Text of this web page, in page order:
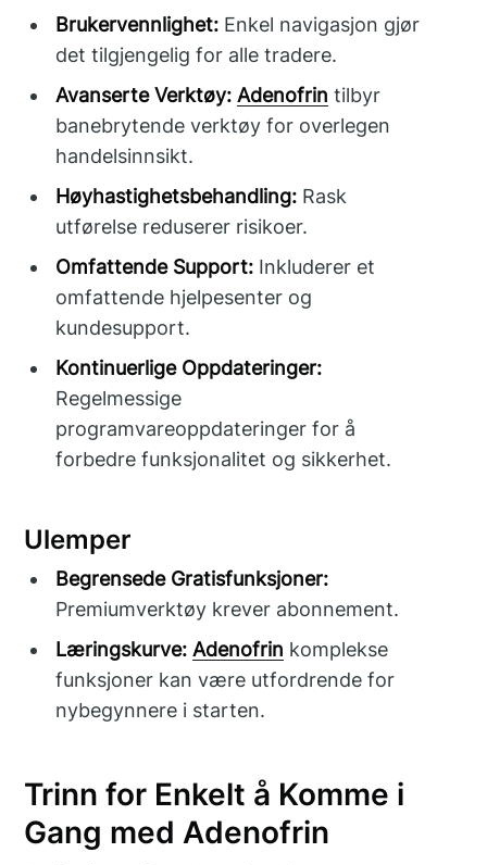
Brukervennlighet: Enkel navigasjon gjør
det tilgjengelig for alle tradere.
Avanserte Verktøy: Adenofrin tilbyr
banebrytende verktøy for overlegen
handelsinnsikt.
Høyhastighetsbehandling: Rask
utførelse reduserer risikoer.
Omfattende Support: Inkluderer et
omfattende hjelpesenter og
kundesupport.
Kontinuerlige Oppdateringer:
Regelmessige
programvareoppdateringer for å
forbedre funksjonalitet og sikkerhet.
Ulemper
Begrensede Gratisfunksjoner:
Premiumverktøy krever abonnement.
Læringskurve: Adenofrin komplekse
funksjoner kan være utfordrende for
nybegynnere i starten.
Trinn for Enkelt å Komme i
Gang med Adenofrin